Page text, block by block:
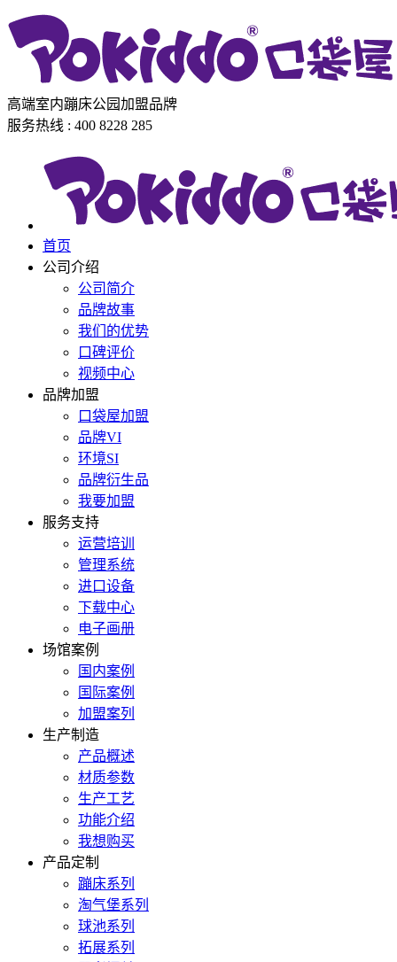
高端室内蹦床公园加盟品牌
服务热线 : 400 8228 285
首页
公司介绍
公司简介
品牌故事
我们的优势
口碑评价
视频中心
品牌加盟
口袋屋加盟
品牌VI
环境SI
品牌衍生品
我要加盟
服务支持
运营培训
管理系统
进口设备
下载中心
电子画册
场馆案例
国内案例
国际案例
加盟案列
生产制造
产品概述
材质参数
生产工艺
功能介绍
我想购买
产品定制
蹦床系列
淘气堡系列
球池系列
拓展系列